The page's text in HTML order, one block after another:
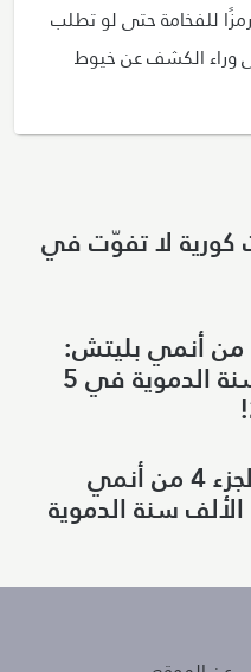
للفخامة حتى لو تطلب
يسعى وراء الكشف عن خيوط
كورية لا تفوّت في
عرض الجزء 3 من أنمي بليتش:
حرب الألف سنة الدموية في 5
الإعلان عن الجزء 4 من أنمي
سنة الدموية
About